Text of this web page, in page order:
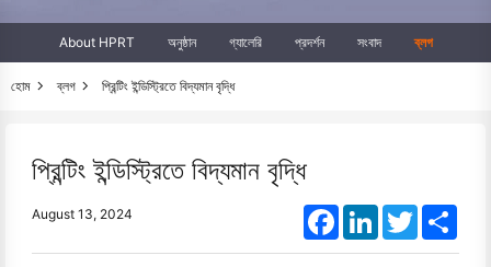
About HPRT অনুষ্ঠান গ্যালেরি প্রদর্শন সংবাদ ব্লগ
হোম ব্লগ প্রিন্টিং ইন্ডিস্ট্রিতে বিদ্যমান বৃদ্ধি
প্রিন্টিং ইন্ডিস্ট্রিতে বিদ্যমান বৃদ্ধি
August 13, 2024 FacebookLinkedInTwitter